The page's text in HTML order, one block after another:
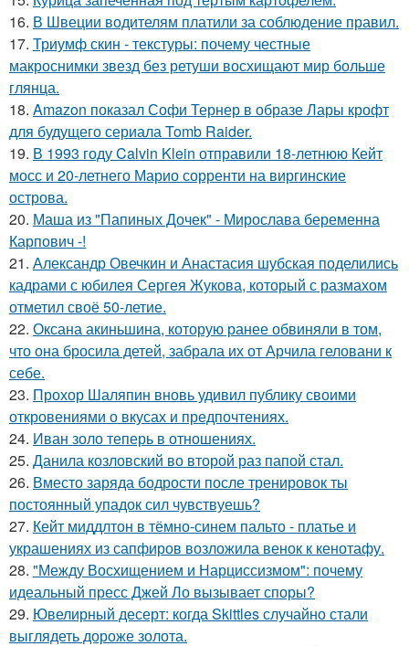
16. В Швеции водителям платили за соблюдение правил.
17. Триумф скин - текстуры: почему честные
макроснимки звезд без ретуши восхищают мир больше
глянца.
18. Amazon показал Софи Тернер в образе Лары крофт
для будущего сериала Tomb Raider.
19. В 1993 году Calvin Klein отправили 18-летнюю Кейт
мосс и 20-летнего Марио сорренти на виргинские
острова.
20. Маша из "Папиных Дочек" - Мирослава беременна
Карпович -!
21. Александр Овечкин и Анастасия шубская поделились
кадрами с юбилея Сергея Жукова, который с размахом
отметил своё 50-летие.
22. Оксана акиньшина, которую ранее обвиняли в том,
что она бросила детей, забрала их от Арчила геловани к
себе.
23. Прохор Шаляпин вновь удивил публику своими
откровениями о вкусах и предпочтениях.
24. Иван золо теперь в отношениях.
25. Данила козловский во второй раз папой стал.
26. Вместо заряда бодрости после тренировок ты
постоянный упадок сил чувствуешь?
27. Кейт миддлтон в тёмно-синем пальто - платье и
украшениях из сапфиров возложила венок к кенотафу.
28. "Между Восхищением и Нарциссизмом": почему
идеальный пресс Джей Ло вызывает споры?
29. Ювелирный десерт: когда Skittles случайно стали
выглядеть дороже золота.